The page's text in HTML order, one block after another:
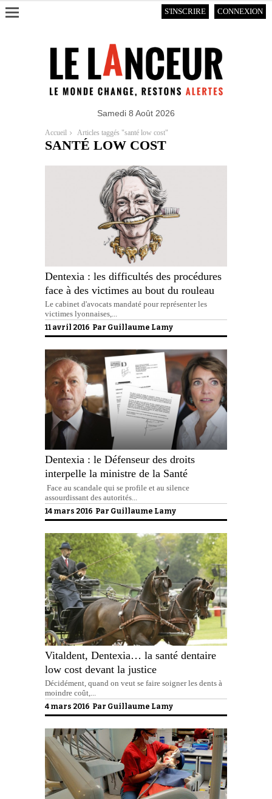
S'INSCRIRE CONNEXION
Samedi 8 Août 2026
Accueil Articles taggés "santé low cost"
SANTÉ LOW COST
Dentexia : les difficultés des procédures
face à des victimes au bout du rouleau
Le cabinet d'avocats mandaté pour représenter les
victimes lyonnaises,...
11 avril 2016 Par Guillaume Lamy
Dentexia : le Défenseur des droits
interpelle la ministre de la Santé
Face au scandale qui se profile et au silence
assourdissant des autorités...
14 mars 2016 Par Guillaume Lamy
Vitaldent, Dentexia… la santé dentaire
low cost devant la justice
Décidément, quand on veut se faire soigner les dents à
moindre coût,...
4 mars 2016 Par Guillaume Lamy